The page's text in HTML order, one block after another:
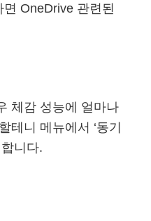
OneDrive 관련된
체감 성능에 얼마나
테니 메뉴에서 ‘동기
니다.